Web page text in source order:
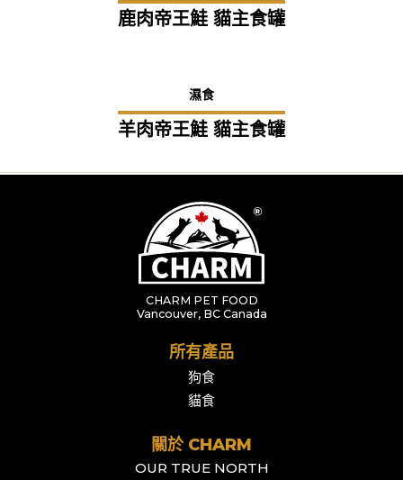
鹿肉帝王鮭 貓主食罐
濕食
羊肉帝王鮭 貓主食罐
CHARM PET FOOD
Vancouver, BC Canada
所有產品
狗食
貓食
關於 CHARM
OUR TRUE NORTH